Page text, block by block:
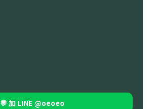
💬 加 LINE @oeoeo